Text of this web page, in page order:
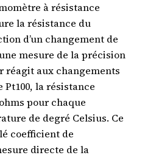
à résistance
la résistance du
d’un changement de
mesure de la précision
réagit aux changements
la résistance
pour chaque
de degré Celsius. Ce
coefficient de
directe de la